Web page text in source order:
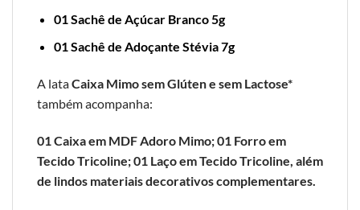
01 Sachê de Açúcar Branco 5g
01 Sachê de Adoçante Stévia 7g
A lataCaixa Mimo sem Glúten e sem Lactose*
também acompanha:
01 Caixa em MDF Adoro Mimo; 01 Forro em
Tecido Tricoline; 01 Laço em Tecido Tricoline, além
de lindos materiais decorativos complementares.